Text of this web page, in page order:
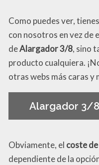
Como puedes ver,
con nosotros en vez de
deAlargador 3/8, sino
producto cualquiera.
otras webs más caras y
Alargador 3/
Obviamente, el coste
dependiente de la